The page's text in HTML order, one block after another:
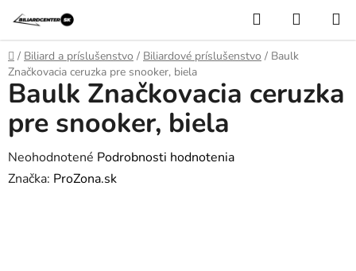
obsah
Hľadať
KOŠÍK
Domov
/ Biliard a príslušenstvo / Biliardové príslušenstvo / Baulk
Značkovacia ceruzka pre snooker, biela
Baulk Značkovacia ceruzka
pre snooker, biela
Priemerné
hodnotenie
Neohodnotené Podrobnosti hodnotenia
Značka: ProZona.sk